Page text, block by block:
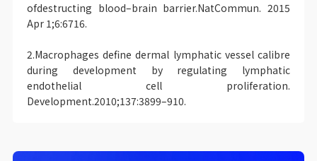
ofdestructing blood–brain barrier.NatCommun. 2015
Apr 1;6:6716.
2.Macrophages define dermal lymphatic vessel calibre
during development by regulating lymphatic
endothelial cell proliferation.
Development.2010;137:3899–910.